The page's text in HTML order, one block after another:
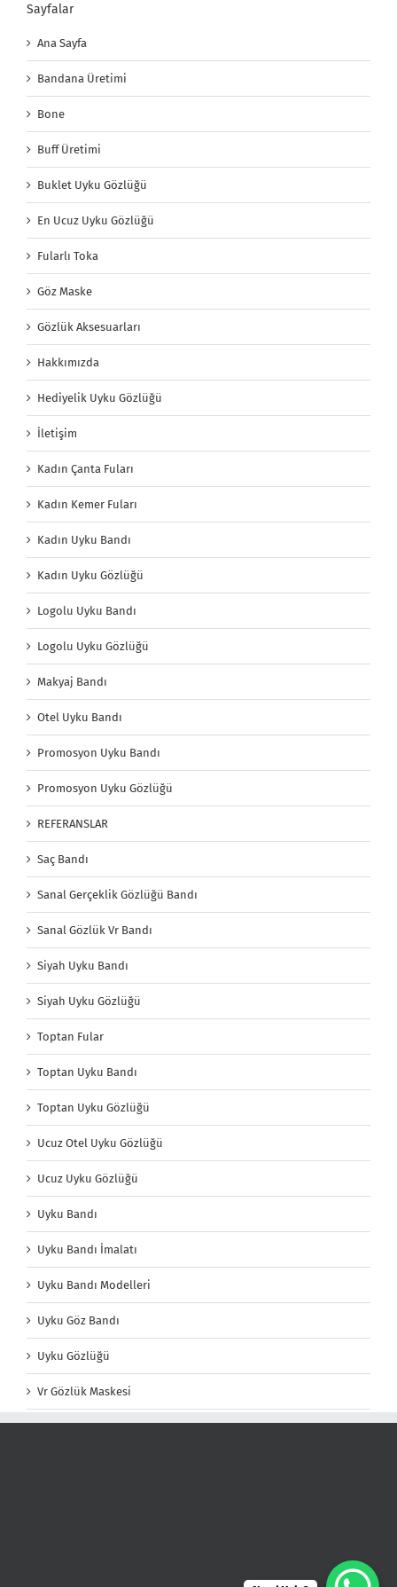
Sayfalar
Ana Sayfa
Bandana Üretimi
Bone
Buff Üretimi
Buklet Uyku Gözlüğü
En Ucuz Uyku Gözlüğü
Fularlı Toka
Göz Maske
Gözlük Aksesuarları
Hakkımızda
Hediyelik Uyku Gözlüğü
İletişim
Kadın Çanta Fuları
Kadın Kemer Fuları
Kadın Uyku Bandı
Kadın Uyku Gözlüğü
Logolu Uyku Bandı
Logolu Uyku Gözlüğü
Makyaj Bandı
Otel Uyku Bandı
Promosyon Uyku Bandı
Promosyon Uyku Gözlüğü
REFERANSLAR
Saç Bandı
Sanal Gerçeklik Gözlüğü Bandı
Sanal Gözlük Vr Bandı
Siyah Uyku Bandı
Siyah Uyku Gözlüğü
Toptan Fular
Toptan Uyku Bandı
Toptan Uyku Gözlüğü
Ucuz Otel Uyku Gözlüğü
Ucuz Uyku Gözlüğü
Uyku Bandı
Uyku Bandı İmalatı
Uyku Bandı Modelleri
Uyku Göz Bandı
Uyku Gözlüğü
Vr Gözlük Maskesi